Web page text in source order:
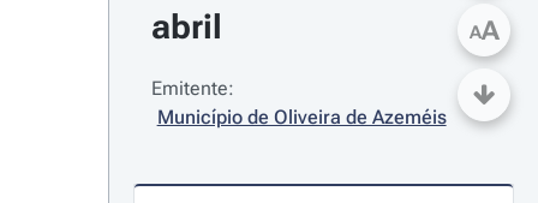
abril
Emitente:
Município de Oliveira de Azeméis
AA